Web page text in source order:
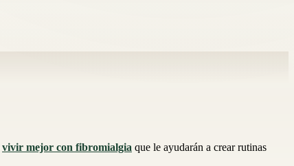
vivir mejor con fibromialgia que le ayudarán a crear rutinas